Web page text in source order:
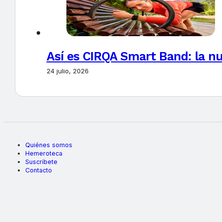
Así es CIRQA Smart Band: la
24 julio, 2026
Quiénes somos
Hemeroteca
Suscríbete
Contacto